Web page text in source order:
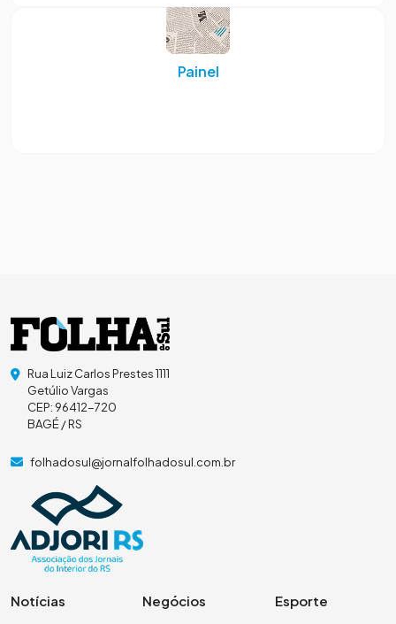
Painel
Rua Luiz Carlos Prestes 1111
Getúlio Vargas
CEP: 96412-720
BAGÉ / RS
folhadosul@jornalfolhadosul.com.br
Notícias Negócios Esporte